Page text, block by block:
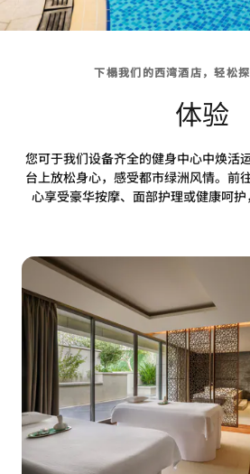
下榻我们的西湾酒店，轻松
体验
您可于我们设备齐全的健身中心中焕活
台上放松身心，感受都市绿洲风情。前
心享受豪华按摩、面部护理或健康呵护